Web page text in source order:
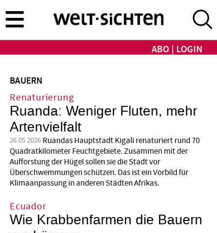
zum
Inhalt
ABO LOGIN
BAUERN
Renaturierung
Ruanda: Weniger Fluten, mehr
Artenvielfalt
26.05.2026 Ruandas Hauptstadt Kigali renaturiert rund 70
Quadratkilometer Feuchtgebiete. Zusammen mit der
Aufforstung der Hügel sollen sie die Stadt vor
Überschwemmungen schützen. Das ist ein Vorbild für
Klimaanpassung in anderen Städten Afrikas.
Ecuador
Wie Krabbenfarmen die Bauern